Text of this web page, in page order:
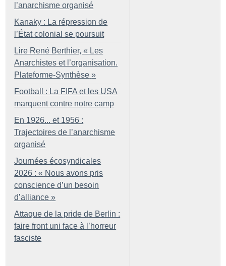
l’anarchisme organisé
Kanaky : La répression de
l’État colonial se poursuit
Lire René Berthier, « Les
Anarchistes et l’organisation.
Plateforme-Synthèse »
Football : La FIFA et les USA
marquent contre notre camp
En 1926... et 1956 :
Trajectoires de l’anarchisme
organisé
Journées écosyndicales
2026 : « Nous avons pris
conscience d’un besoin
d’alliance »
Attaque de la pride de Berlin :
faire front uni face à l’horreur
fasciste